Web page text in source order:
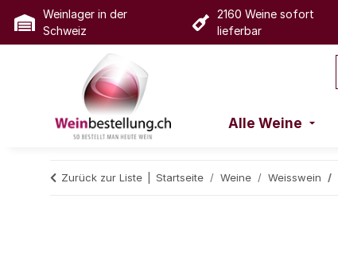
Weinlager in der
Schweiz
2160 Weine sofort
lieferbar
Alle Weine
Zurück zur Liste Startseite Weine Weisswein